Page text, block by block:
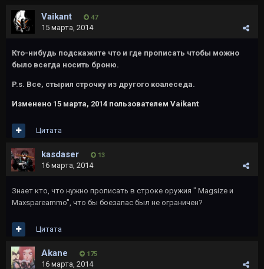
Vaikant 47
15 марта, 2014
Кто-нибудь подскажите что и где прописать чтобы можно
было всегда носить броню.
P.s. Все, стырил строчку из другого коалеседа.
Изменено 15 марта, 2014 пользователем Vaikant
Цитата
kasdaser 13
16 марта, 2014
Знает кто, что нужно прописать в строке оружия " Magsize и
Maxspareammo", что бы боезапас был не ограничен?
Цитата
Akane 175
16 марта, 2014